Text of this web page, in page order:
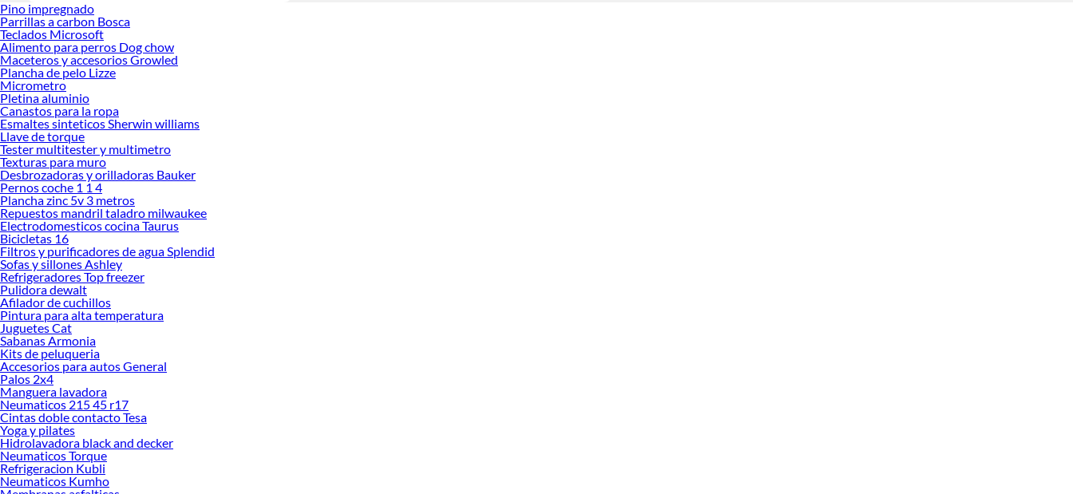
Pino impregnado
Parrillas a carbon Bosca
Teclados Microsoft
Alimento para perros Dog chow
Maceteros y accesorios Growled
Plancha de pelo Lizze
Micrometro
Pletina aluminio
Canastos para la ropa
Esmaltes sinteticos Sherwin williams
Llave de torque
Tester multitester y multimetro
Texturas para muro
Desbrozadoras y orilladoras Bauker
Pernos coche 1 1 4
Plancha zinc 5v 3 metros
Repuestos mandril taladro milwaukee
Electrodomesticos cocina Taurus
Bicicletas 16
Filtros y purificadores de agua Splendid
Sofas y sillones Ashley
Refrigeradores Top freezer
Pulidora dewalt
Afilador de cuchillos
Pintura para alta temperatura
Juguetes Cat
Sabanas Armonia
Kits de peluqueria
Accesorios para autos General
Palos 2x4
Manguera lavadora
Neumaticos 215 45 r17
Cintas doble contacto Tesa
Yoga y pilates
Hidrolavadora black and decker
Neumaticos Torque
Refrigeracion Kubli
Neumaticos Kumho